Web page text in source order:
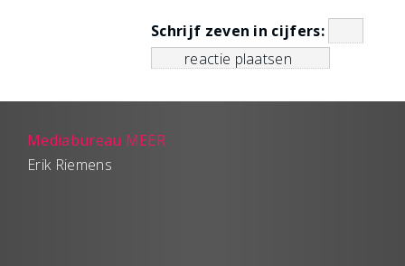
Schrijf zeven in cijfers:
Mediabureau MEER
Erik Riemens